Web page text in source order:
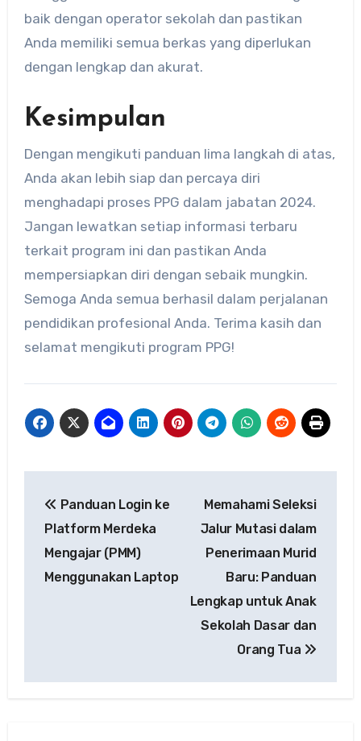
baik dengan operator sekolah dan pastikan
Anda memiliki semua berkas yang diperlukan
dengan lengkap dan akurat.
Kesimpulan
Dengan mengikuti panduan lima langkah di atas,
Anda akan lebih siap dan percaya diri
menghadapi proses PPG dalam jabatan 2024.
Jangan lewatkan setiap informasi terbaru
terkait program ini dan pastikan Anda
mempersiapkan diri dengan sebaik mungkin.
Semoga Anda semua berhasil dalam perjalanan
pendidikan profesional Anda. Terima kasih dan
selamat mengikuti program PPG!
pos
Panduan Login ke
Platform Merdeka
Mengajar (PMM)
Menggunakan Laptop
Memahami Seleksi
Jalur Mutasi dalam
Penerimaan Murid
Baru: Panduan
Lengkap untuk Anak
Sekolah Dasar dan
Orang Tua